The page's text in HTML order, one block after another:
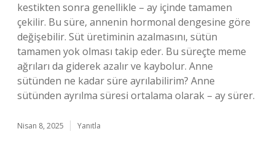
kestikten sonra genellikle – ay içinde tamamen
çekilir. Bu süre, annenin hormonal dengesine göre
değişebilir. Süt üretiminin azalmasını, sütün
tamamen yok olması takip eder. Bu süreçte meme
ağrıları da giderek azalır ve kaybolur. Anne
sütünden ne kadar süre ayrılabilirim? Anne
sütünden ayrılma süresi ortalama olarak – ay sürer.
Nisan 8, 2025 Yanıtla